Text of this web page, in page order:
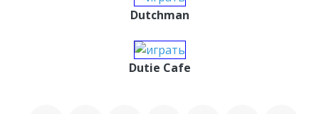
Dutchman
Dutie Cafe